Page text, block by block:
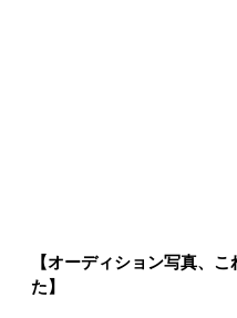
【オーディション写真、
た】